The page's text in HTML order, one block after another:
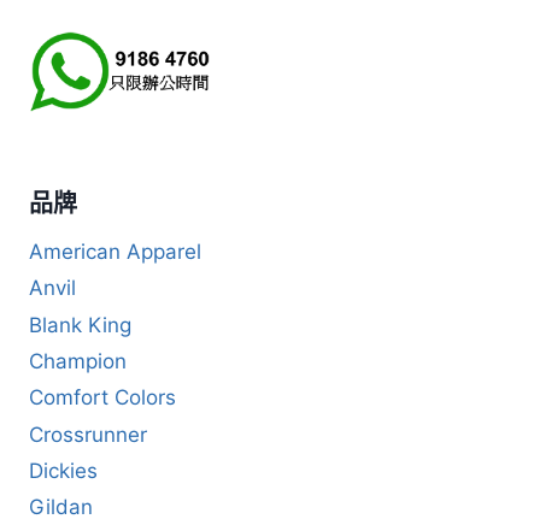
品牌
American Apparel
Anvil
Blank King
Champion
Comfort Colors
Crossrunner
Dickies
Gildan